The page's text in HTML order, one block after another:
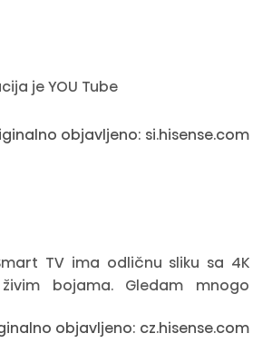
je YOU Tube
objavljeno: si.hisense.com
TV ima odličnu sliku sa 4K
bojama. Gledam mnogo
i slika ima savršene detalje,
vole Game Mode plus. I moram
objavljeno: cz.hisense.com